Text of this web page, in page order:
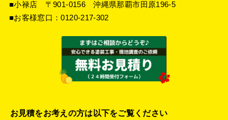
■小禄店 〒901-0156 沖縄県那覇市田原196-5
■お客様窓口：0120-217-302
お見積をお考えの方は以下をご覧ください